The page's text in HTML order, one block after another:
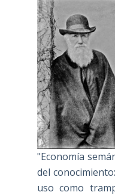
"Economía
del
uso como